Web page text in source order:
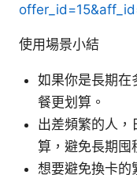
使用場景小結
如果你是長期在
餐更划算。
出差頻繁的人，
算，避免長期囤
想要避免換卡的